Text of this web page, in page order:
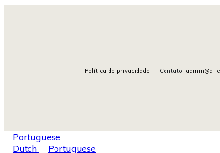
Política de privacidade Contato:
Portuguese
Dutch
Portuguese